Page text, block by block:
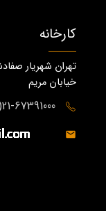
کارخانه
تهران شهریار
خیابان مریم
21-67391000(98+)